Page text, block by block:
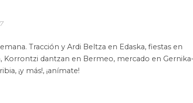
Tracción y Ardi Beltza en Edaska, fiestas en
Korrontzi dantzan en Bermeo, mercado en
¡y más!, ¡anímate!